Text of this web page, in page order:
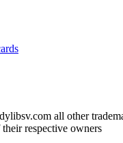
all other
respective owners